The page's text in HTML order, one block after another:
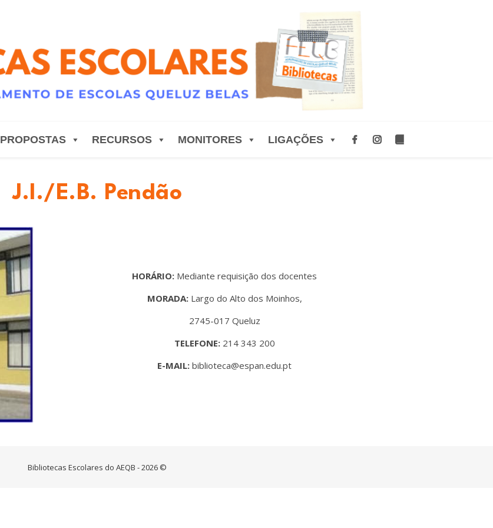
PROPOSTAS RECURSOS MONITORES LIGAÇÕES
J.I./E.B. Pendão
HORÁRIO: Mediante requisição dos docentes
MORADA: Largo do Alto dos Moinhos,
2745-017 Queluz
TELEFONE: 214 343 200
E-MAIL: biblioteca@espan.edu.pt
Bibliotecas Escolares do AEQB - 2026 ©